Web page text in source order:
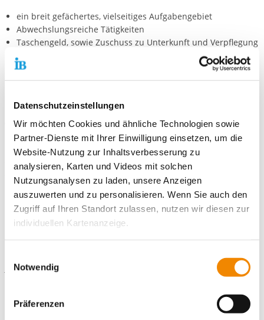
Datenschutzeinstellungen
Wir möchten Cookies und ähnliche Technologien sowie
Partner-Dienste mit Ihrer Einwilligung einsetzen, um die
Website-Nutzung zur Inhaltsverbesserung zu
analysieren, Karten und Videos mit solchen
Nutzungsanalysen zu laden, unsere Anzeigen
auszuwerten und zu personalisieren. Wenn Sie auch den
Zugriff auf Ihren Standort zulassen, nutzen wir diesen zur
individuellen Kartenanzeige.
unsere Partner Daten wie Ihre IP-Adresse und
verarbeiten diese zusammen mit Daten von anderen
Websites. Die Partner erkennen mitunter auch, wenn Sie
zum Website-Besuch verschiedene Geräte verwenden,
Notwendig
Präferenzen
ein breit gefächertes, vielseitiges Aufgabengebiet
Abwechslungsreiche Tätigkeiten
Taschengeld, sowie Zuschuss zu Unterkunft und Verpflegung
volle Sozialversicherungen
spannende Bildungsseminare
pädagogische Begleitung bei allen Fragen
Wir freuen uns auf deine Bewerbung!
Bitte nutze hierfür unserOnline-Bewerbungsportal
du persönliche Angaben und Einsatzwünsche eintragen sowie
die notwendigen Unterlagen (bitte im PNG-, JPG- oder PDF-
Format) direkt hochladen.
E-Mail schreiben
Standort